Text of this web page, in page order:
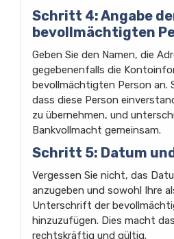
Schritt 4: Angabe
bevollmächtigten
Geben Sie den Namen, die
gegebenenfalls die
bevollmächtigten Person an.
dass diese Person
zu übernehmen, und
Bankvollmacht gemeinsam.
Schritt 5: Datum
Vergessen Sie nicht, das
anzugeben und sowohl Ihre
Unterschrift der
hinzuzufügen. Dies macht
rechtskräftig und gültig.